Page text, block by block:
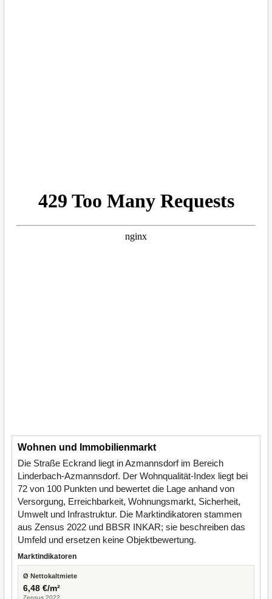
Wohnen und Immobilienmarkt
Die Straße Eckrand liegt in Azmannsdorf im Bereich
Linderbach-Azmannsdorf. Der Wohnqualität-Index liegt bei
72 von 100 Punkten und bewertet die Lage anhand von
Versorgung, Erreichbarkeit, Wohnungsmarkt, Sicherheit,
Umwelt und Infrastruktur. Die Marktindikatoren stammen
aus Zensus 2022 und BBSR INKAR; sie beschreiben das
Umfeld und ersetzen keine Objektbewertung.
Marktindikatoren
Ø Nettokaltmiete
6,48 €/m²
Zensus 2022